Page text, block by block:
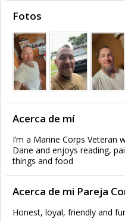
Fotos
Acerca de mí
I’m a Marine Corps
Dane and enjoys reading,
things and food
Acerca de mi Pareja
Honest, loyal, friendly and